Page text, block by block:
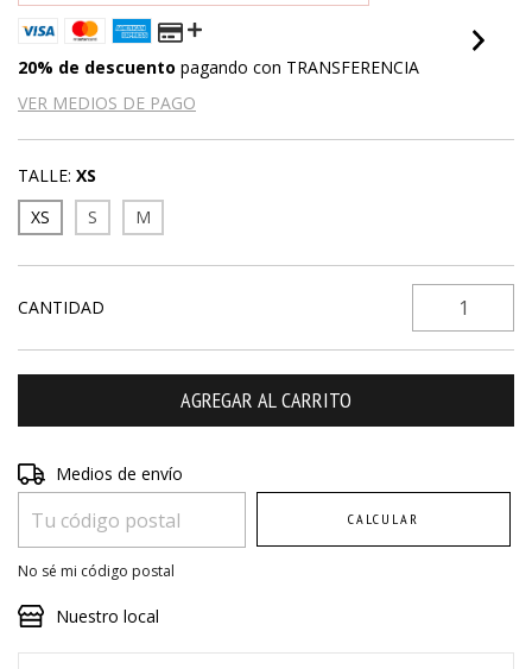
20% de descuento pagando con TRANSFERENCIA
VER MEDIOS DE PAGO
TALLE: XS
XS
S M
CANTIDAD
Entregas para el CP:
Medios de envío
CALCULAR
No sé mi código postal
Nuestro local